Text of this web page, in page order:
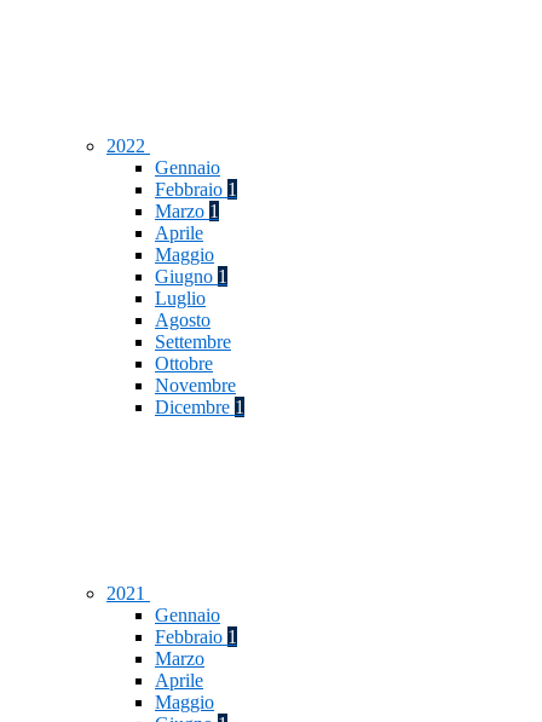
2022
Gennaio
Febbraio 1
Marzo 1
Aprile
Maggio
Giugno 1
Luglio
Agosto
Settembre
Ottobre
Novembre
Dicembre 1
2021
Gennaio
Febbraio 1
Marzo
Aprile
Maggio